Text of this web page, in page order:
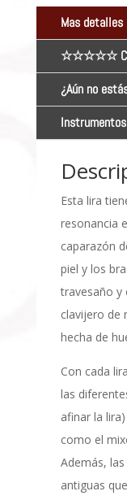
Mas detalles
☆☆☆☆☆
¿Aún no
Esta lira
resonancia
caparazón
piel y los
travesaño y
clavijero de
hecha de
Con cada
las
afinar la
como el
Además,
antiguas